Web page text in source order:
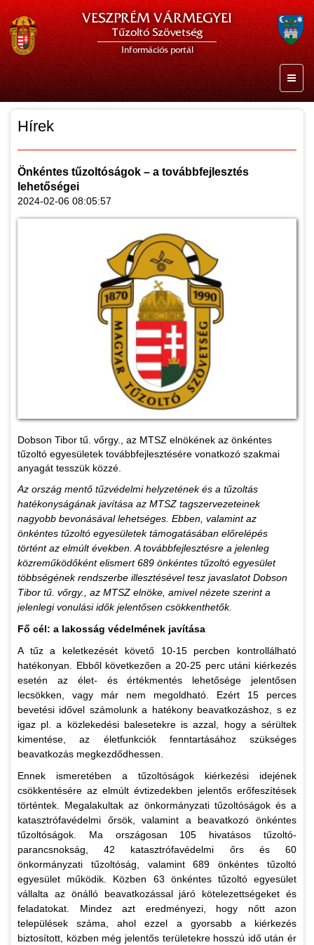
VESZPRÉM VÁRMEGYEI
Tűzoltó Szövetség
Információs portál
Hírek
Önkéntes tűzoltóságok – a továbbfejlesztés
lehetőségei
2024-02-06 08:05:57
Dobson Tibor tű. vőrgy., az MTSZ elnökének az önkéntes
tűzoltó egyesületek továbbfejlesztésére vonatkozó szakmai
anyagát tesszük közzé.
Az ország mentő tűzvédelmi helyzetének és a tűzoltás
hatékonyságának javítása az MTSZ tagszervezeteinek
nagyobb bevonásával lehetséges. Ebben, valamint az
önkéntes tűzoltó egyesületek támogatásában előrelépés
történt az elmúlt években. A továbbfejlesztésre a jelenleg
közreműködőként elismert 689 önkéntes tűzoltó egyesület
többségének rendszerbe illesztésével tesz javaslatot Dobson
Tibor tű. vőrgy., az MTSZ elnöke, amivel nézete szerint a
jelenlegi vonulási idők jelentősen csökkenthetők.
Fő cél: a lakosság védelmének javítása
A tűz a keletkezését követő 10-15 percben kontrollálható
hatékonyan. Ebből következően a 20-25 perc utáni kiérkezés
esetén az élet- és értékmentés lehetősége jelentősen
lecsökken, vagy már nem megoldható. Ezért 15 perces
bevetési idővel számolunk a hatékony beavatkozáshoz, s ez
igaz pl. a közlekedési balesetekre is azzal, hogy a sérültek
kimentése, az életfunkciók fenntartásához szükséges
beavatkozás megkezdődhessen.
Ennek ismeretében a tűzoltóságok kiérkezési idejének
csökkentésére az elmúlt évtizedekben jelentős erőfeszítések
történtek. Megalakultak az önkormányzati tűzoltóságok és a
katasztrófavédelmi őrsök, valamint a beavatkozó önkéntes
tűzoltóságok. Ma országosan 105 hivatásos tűzoltó-
parancsnokság, 42 katasztrófavédelmi őrs és 60
önkormányzati tűzoltóság, valamint 689 önkéntes tűzoltó
egyesület működik. Közben 63 önkéntes tűzoltó egyesület
vállalta az önálló beavatkozással járó kötelezettségeket és
feladatokat. Mindez azt eredményezi, hogy nőtt azon
települések száma, ahol ezzel a gyorsabb a kiérkezés
biztosított, közben még jelentős területekre hosszú idő után ér